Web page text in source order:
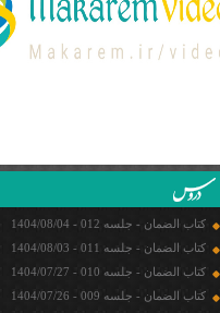
کتاب الضمان - جلسه 012 - 1404/08/04
کتاب الضمان - جلسه 011 - 1404/08/03
کتاب الضمان - جلسه 010 - 1404/07/27
کتاب الضمان - جلسه 009 - 1404/07/26